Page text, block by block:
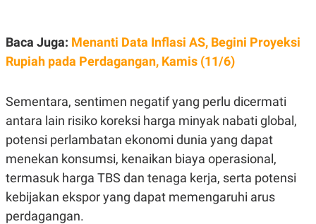
Baca Juga: Menanti Data Inflasi AS, Begini Proyeksi
Rupiah pada Perdagangan, Kamis (11/6)
Sementara, sentimen negatif yang perlu dicermati
antara lain risiko koreksi harga minyak nabati global,
potensi perlambatan ekonomi dunia yang dapat
menekan konsumsi, kenaikan biaya operasional,
termasuk harga TBS dan tenaga kerja, serta potensi
kebijakan ekspor yang dapat memengaruhi arus
perdagangan.